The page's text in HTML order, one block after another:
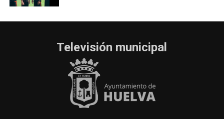
Televisión municipal